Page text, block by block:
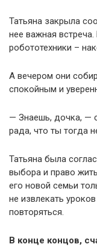
Татьяна закрыла
нее важная
робототехники –
А вечером они
спокойным и
— Знаешь, дочка, —
рада, что ты тогда
Татьяна была
выбора и право
его новой семьи
не извлекать
повторяться.
В конце концов,